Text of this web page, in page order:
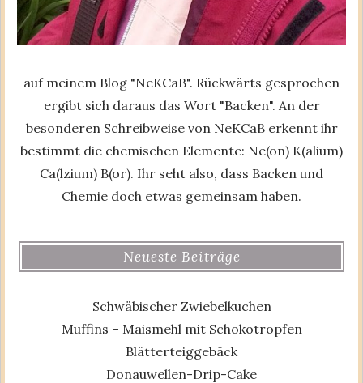
auf meinem Blog "NeKCaB". Rückwärts gesprochen
ergibt sich daraus das Wort "Backen". An der
besonderen Schreibweise von NeKCaB erkennt ihr
bestimmt die chemischen Elemente: Ne(on) K(alium)
Ca(lzium) B(or). Ihr seht also, dass Backen und
Chemie doch etwas gemeinsam haben.
Neueste Beiträge
Schwäbischer Zwiebelkuchen
Muffins – Maismehl mit Schokotropfen
Blätterteiggebäck
Donauwellen-Drip-Cake